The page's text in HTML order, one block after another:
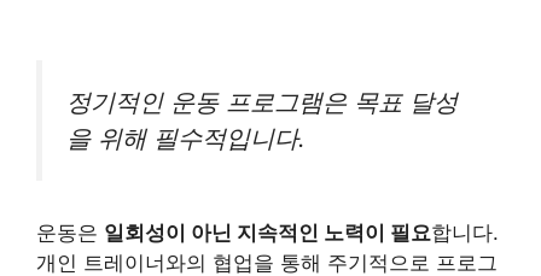
정기적인 운동 프로그램은 목표 달성
을 위해 필수적입니다.
운동은 일회성이 아닌 지속적인 노력이 필요합니다.
개인 트레이너와의 협업을 통해 주기적으로 프로그